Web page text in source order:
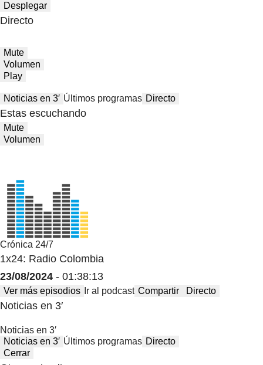
Desplegar
Directo
Mute
Volumen
Play
Noticias en 3′ Últimos programas Directo
Estas escuchando
Mute
Volumen
Crónica 24/7
1x24: Radio Colombia
23/08/2024 - 01:38:13
Ver más episodios Ir al podcast Compartir Directo
Noticias en 3′
Noticias en 3′
Noticias en 3′ Últimos programas Directo
Cerrar